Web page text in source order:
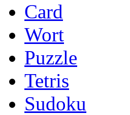
Card
Wort
Puzzle
Tetris
Sudoku